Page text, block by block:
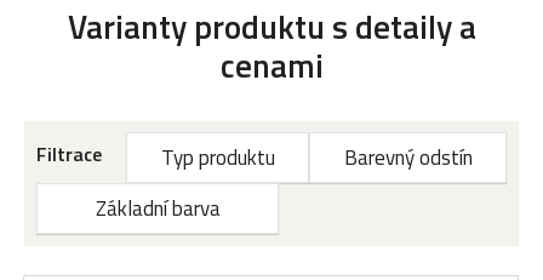
Varianty produktu s detaily a
cenami
Filtrace Typ produktu
Barevný odstín
Základní barva